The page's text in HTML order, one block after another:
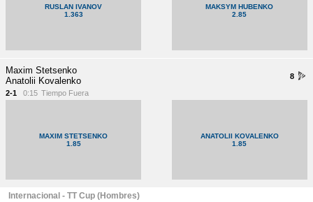
RUSLAN IVANOV
1.363
MAKSYM HUBENKO
2.85
8
Maxim Stetsenko
Anatolii Kovalenko
2-1 0:15 Tiempo Fuera
MAXIM STETSENKO
1.85
ANATOLII KOVALENKO
1.85
Internacional - TT Cup (Hombres)